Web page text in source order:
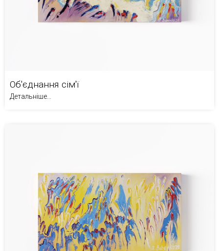
Об'єднання сім'ї
Детальніше...